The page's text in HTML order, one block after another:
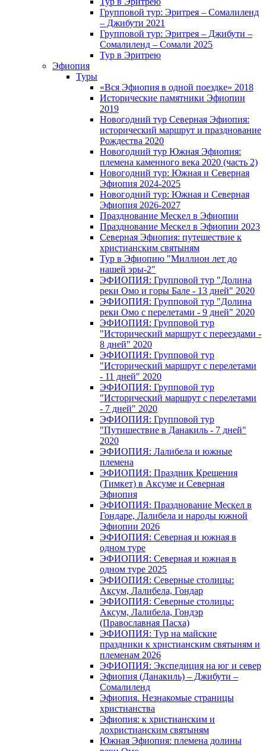
Групповой тур: Эритрея – Cомалиленд
– Джибути 2021
Групповой тур: Эритрея – Джибути –
Сомалиленд – Сомали 2025
Тур в Эритрею
Эфиопия
Туры
«Вся Эфиопия в одной поездке» 2018
Исторические памятники Эфиопии
2019
Новогодний тур Северная Эфиопия:
исторический маршрут и празднование
Рождества 2020
Новогодний тур Южная Эфиопия:
племена каменного века 2020 (часть 2)
Новогодний тур: Южная и Северная
Эфиопия 2024-2025
Новогодний тур: Южная и Северная
Эфиопия 2026-2027
Празднование Мескел в Эфиопии
Празднование Мескел в Эфиопии 2023
Северная Эфиопия: путешествие к
христианским святыням
Тур в Эфиопию "Миллион лет до
нашей эры-2"
ЭФИОПИЯ: Групповой тур "Долина
реки Омо и горы Бале - 13 дней" 2020
ЭФИОПИЯ: Групповой тур "Долина
реки Омо с перелетами - 9 дней" 2020
ЭФИОПИЯ: Групповой тур
"Исторический маршрут с переездами -
8 дней" 2020
ЭФИОПИЯ: Групповой тур
"Исторический маршрут с перелетами
- 11 дней" 2020
ЭФИОПИЯ: Групповой тур
"Исторический маршрут с перелетами
- 7 дней" 2020
ЭФИОПИЯ: Групповой тур
"Путишествие в Данакиль - 7 дней"
2020
ЭФИОПИЯ: Лалибела и южные
племена
ЭФИОПИЯ: Праздник Крещения
(Тимкет) в Аксуме и Северная
Эфиопия
ЭФИОПИЯ: Празднование Мескел в
Гондаре, Лалибела и народы южной
Эфиопии 2026
ЭФИОПИЯ: Северная и южная в
одном туре
ЭФИОПИЯ: Северная и южная в
одном туре 2025
ЭФИОПИЯ: Северные столицы:
Аксум, Лалибела, Гондар
ЭФИОПИЯ: Северные столицы:
Аксум, Лалибела, Гондэр
(Православная Пасха)
ЭФИОПИЯ: Тур на майские
праздники к христианским святыням и
племенам 2026
ЭФИОПИЯ: Экспедиция на юг и север
Эфиопия (Данакиль) – Джибути –
Cомалиленд
Эфиопия. Незнакомые страницы
христианства
Эфиопия: к христианским и
дохристианским святыням
Южная Эфиопия: племена долины